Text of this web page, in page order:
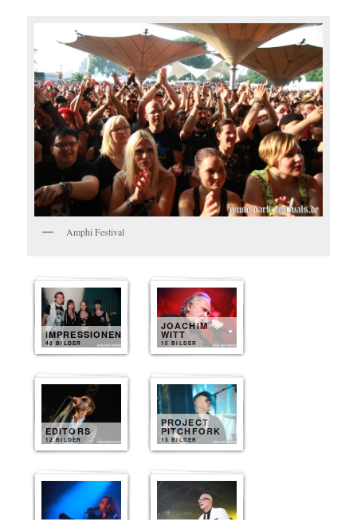
Amphi Festival
IMPRESSIONEN
40 BILDER
JOACHIM
WITT
15 BILDER
EDITORS
12 BILDER
PROJECT
PITCHFORK
13 BILDER